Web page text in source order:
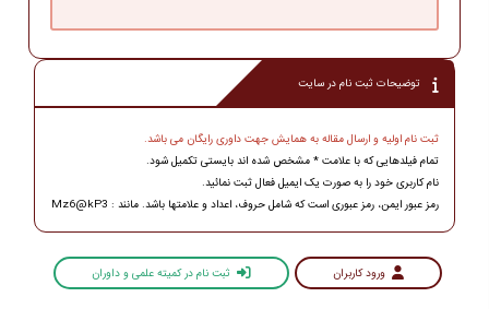
توضیحات ثبت نام در سایت
ثبت نام اولیه و ارسال مقاله به همایش جهت داوری رایگان می باشد.
تمام فیلدهایی که با علامت * مشخص شده اند بایستی تکمیل شود.
نام کاربری خود را به صورت یک ایمیل فعال ثبت نمائید.
رمز عبور ایمن، رمز عبوری است که شامل حروف، اعداد و علامتها باشد. مانند : Mz6@kP3
ورود کاربران ثبت نام در کمیته علمی و داوران